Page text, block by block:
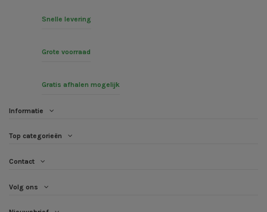
Snelle levering
Grote voorraad
Gratis afhalen mogelijk
Informatie
Top categorieën
Contact
Volg ons